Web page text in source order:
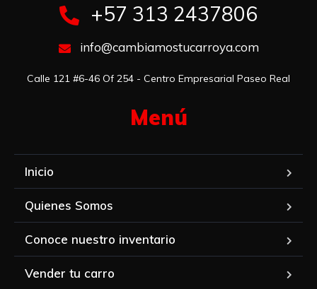
+57 313 2437806
info@cambiamostucarroya.com
Calle 121 #6-46 Of 254 - Centro Empresarial Paseo Real
Menú​
Inicio
Quienes Somos
Conoce nuestro inventario
Vender tu carro